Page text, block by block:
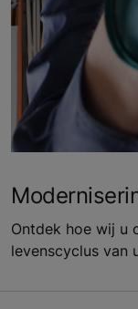
Ontdek hoe wij u
levenscyclus van